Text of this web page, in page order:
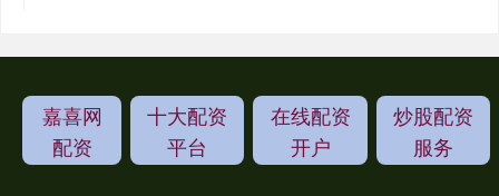
嘉喜网
配资
十大配资
平台
在线配资
开户
炒股配资
服务